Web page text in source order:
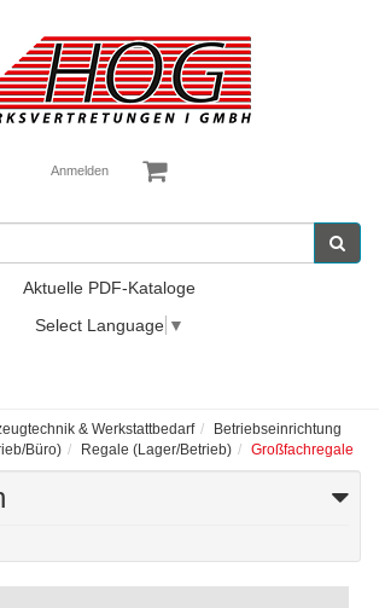
Anmelden
Aktuelle PDF-Kataloge
Select Language ▼
& Werkstattbedarf
Betriebseinrichtung
Büro)
Regale (Lager/Betrieb) Großfachregale